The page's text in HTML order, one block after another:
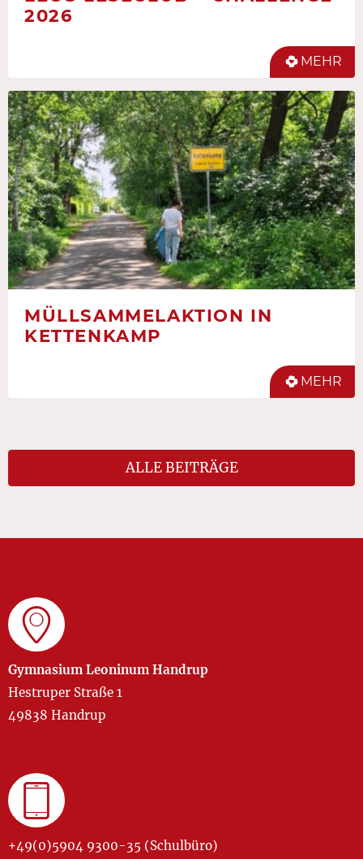
2026
MEHR
MÜLLSAMMELAKTION IN
KETTENKAMP
MEHR
ALLE BEITRÄGE
Gymnasium Leoninum Handrup
Hestruper Straße 1
49838 Handrup
+49(0)5904 9300-35 (Schulbüro)